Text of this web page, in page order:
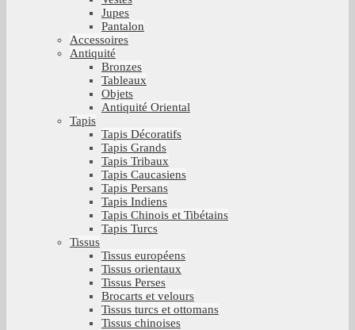
Jupes
Pantalon
Accessoires
Antiquité
Bronzes
Tableaux
Objets
Antiquité Oriental
Tapis
Tapis Décoratifs
Tapis Grands
Tapis Tribaux
Tapis Caucasiens
Tapis Persans
Tapis Indiens
Tapis Chinois et Tibétains
Tapis Turcs
Tissus
Tissus européens
Tissus orientaux
Tissus Perses
Brocarts et velours
Tissus turcs et ottomans
Tissus chinoises